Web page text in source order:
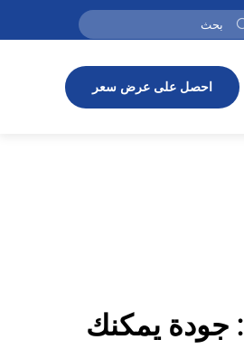
احصل على عرض سعر
كابل الألمنيوم من LT CABLE: جودة يمكنك